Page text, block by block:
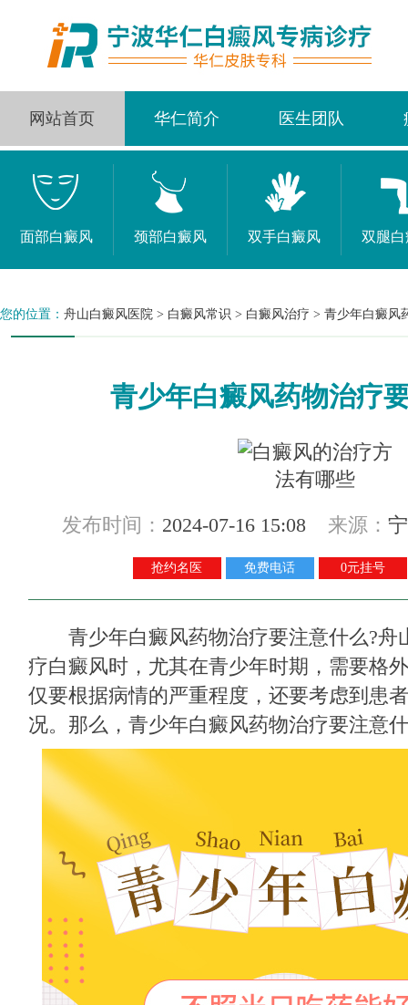
网站首页 华仁简介 医生团队
面部白癜风 颈部白癜风 双手白癜风 双腿
您的位置： 舟山白癜风医院 > 白癜风常识 > 白癜风治疗 > 青少年白癜风
青少年白癜风药物治疗
发布时间： 2024-07-16 15:08 来源：
抢约名医 免费电话 0元挂号
青少年白癜风药物治疗要注意什么?舟
疗白癜风时，尤其在青少年时期，需要格
仅要根据病情的严重程度，还要考虑到患
况。那么，青少年白癜风药物治疗要注意